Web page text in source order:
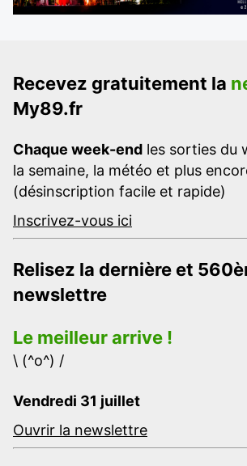
Recevez gratuitement la
My89.fr
Chaque week-end les sorties du
la semaine, la météo et plus
(désinscription facile et rapide)
Inscrivez-vous ici
Relisez la dernière et
newslettre
Le meilleur arrive !
\ (^o^) /
Vendredi 31 juillet
Ouvrir la newslettre